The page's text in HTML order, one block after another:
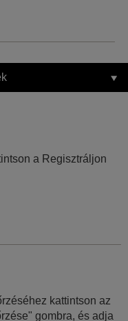
a Regisztráljon
kattintson az
gombra, és adja